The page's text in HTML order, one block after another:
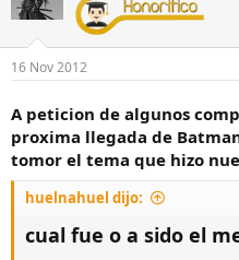
16 Nov 2012
A peticion de algunos
proxima llegada de
tomor el tema que hizo
huelnahuel dijo:
cual fue o a sido el